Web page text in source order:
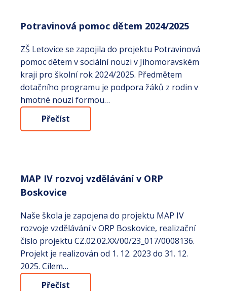
Potravinová pomoc dětem 2024/2025
ZŠ Letovice se zapojila do projektu Potravinová
pomoc dětem v sociální nouzi v Jihomoravském
kraji pro školní rok 2024/2025. Předmětem
dotačního programu je podpora žáků z rodin v
hmotné nouzi formou…
Přečíst
MAP IV rozvoj vzdělávání v ORP
Boskovice
Naše škola je zapojena do projektu MAP IV
rozvoje vzdělávání v ORP Boskovice, realizační
číslo projektu CZ.02.02.XX/00/23_017/0008136.
Projekt je realizován od 1. 12. 2023 do 31. 12.
2025. Cílem…
Přečíst